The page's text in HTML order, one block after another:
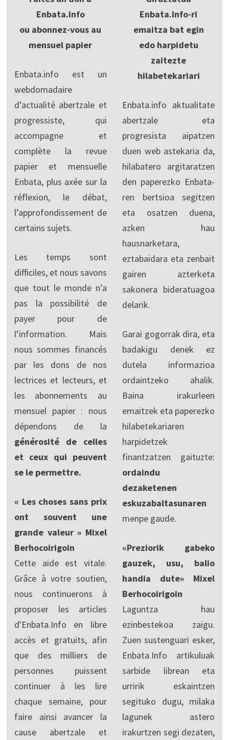
Enbata.info
ou abonnez-vous au
mensuel papier
Enbata.info est un
webdomadaire
d’actualité abertzale et
progressiste, qui
accompagne et
complète la revue
papier et mensuelle
Enbata, plus axée sur la
réflexion, le débat,
l’approfondissement de
certains sujets.
Les temps sont
difficiles, et nous savons
que tout le monde n’a
pas la possibilité de
payer pour de
l’information. Mais
nous sommes financés
par les dons de nos
lectrices et lecteurs, et
les abonnements au
mensuel papier : nous
dépendons de la
générosité de celles
et ceux qui peuvent
se le permettre.
« Les choses sans prix
ont souvent une
grande valeur » Mixel
Berhocoirigoin
Cette aide est vitale.
Grâce à votre soutien,
nous continuerons à
proposer les articles
d'Enbata.Info en libre
accès et gratuits, afin
que des milliers de
personnes puissent
continuer à les lire
chaque semaine, pour
faire ainsi avancer la
cause abertzale et
Enbata.Info-ri
emaitza bat egin
edo harpidetu
zaitezte
hilabetekariari
Enbata.info aktualitate
abertzale eta
progresista aipatzen
duen web astekaria da,
hilabatero argitaratzen
den paperezko Enbata-
ren bertsioa segitzen
eta osatzen duena,
azken hau
hausnarketara,
eztabaidara eta zenbait
gairen azterketa
sakonera bideratuagoa
delarik.
Garai gogorrak dira, eta
badakigu denek ez
dutela informazioa
ordaintzeko ahalik.
Baina irakurleen
emaitzek eta paperezko
hilabetekariaren
harpidetzek
finantzatzen gaituzte:
ordaindu
dezaketenen
eskuzabaltasunaren
menpe gaude.
«Preziorik gabeko
gauzek, usu, balio
handia dute» Mixel
Berhocoirigoin
Laguntza hau
ezinbestekoa zaigu.
Zuen sustenguari esker,
Enbata.Info artikuluak
sarbide librean eta
urririk eskaintzen
segituko dugu, milaka
lagunek astero
irakurtzen segi dezaten,